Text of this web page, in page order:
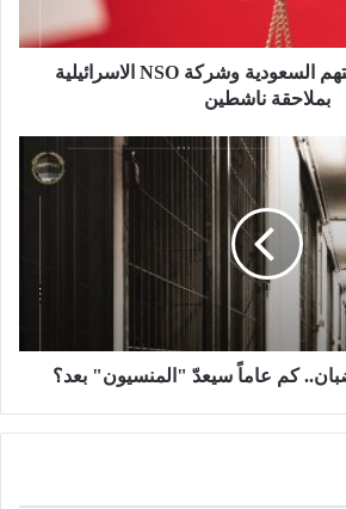
محكمة بريطانية تتهم السعودية وشركة NSO الاسرائيلية
بملاحقة ناشطين